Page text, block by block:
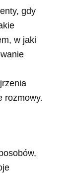
gdy
w jaki
rozmowy.